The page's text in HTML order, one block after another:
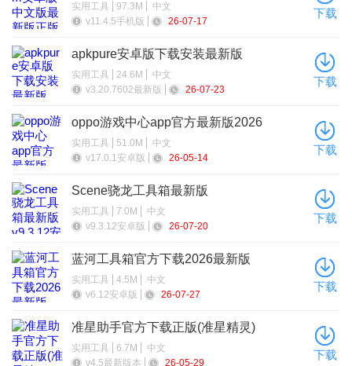
实用工具 97.3M
中文
v11.4.5手机版
26-07-17
下载
apkpure安卓版下载安装最新版
实用工具 24.6M
中文
v3.20.7602最新版
26-07-23
下载
oppo游戏中心app官方最新版2026
实用工具 51.0M
中文
v17.0.1安卓版
26-05-14
下载
Scene骁龙工具箱最新版
实用工具 7.0M
中文
v9.3.12安卓版
26-07-20
下载
蓝河工具箱官方下载2026最新版
实用工具 4.5M
中文
v6.12安卓版
26-07-27
下载
准星助手官方下载正版(准星精灵)
实用工具 6.7M
中文
v4.5最新版本
26-05-29
下载